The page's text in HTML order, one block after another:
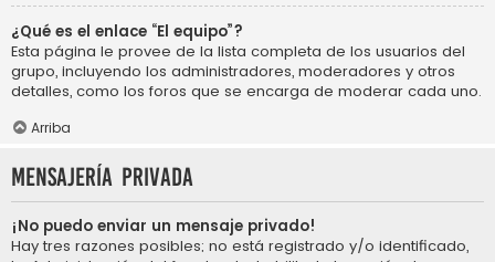
¿Qué es el enlace “El equipo”?
Esta página le provee de la lista completa de los usuarios del
grupo, incluyendo los administradores, moderadores y otros
detalles, como los foros que se encarga de moderar cada uno.
Arriba
Mensajería privada
¡No puedo enviar un mensaje privado!
Hay tres razones posibles; no está registrado y/o identificado,